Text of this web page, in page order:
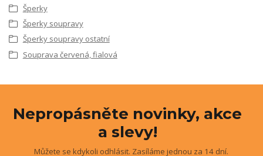
Šperky
Šperky soupravy
Šperky soupravy ostatní
Souprava červená, fialová
Nepropásněte novinky, akce
a slevy!
Můžete se kdykoli odhlásit. Zasíláme jednou za 14 dní.